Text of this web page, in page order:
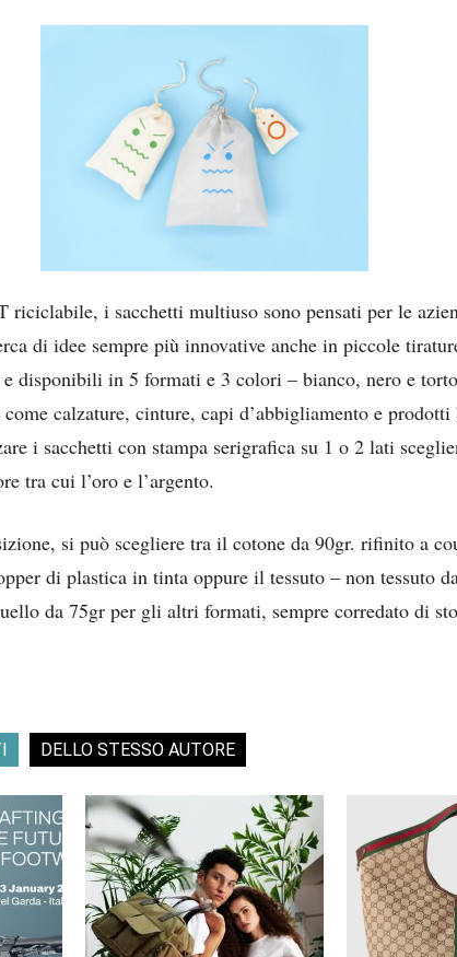
riciclabile, i sacchetti multiuso sono pensati per le
di idee sempre più innovative anche in piccole
e disponibili in 5 formati e 3 colori – bianco, nero e
calzature, cinture, capi d’abbigliamento e
i sacchetti con stampa serigrafica su 1 o 2 lati
tra cui l’oro e l’argento.
si può scegliere tra il cotone da 90gr. rifinito a
di plastica in tinta oppure il tessuto – non tessuto
da 75gr per gli altri formati, sempre corredato di
DELLO STESSO AUTORE